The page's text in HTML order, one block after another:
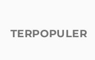
TERPOPULER